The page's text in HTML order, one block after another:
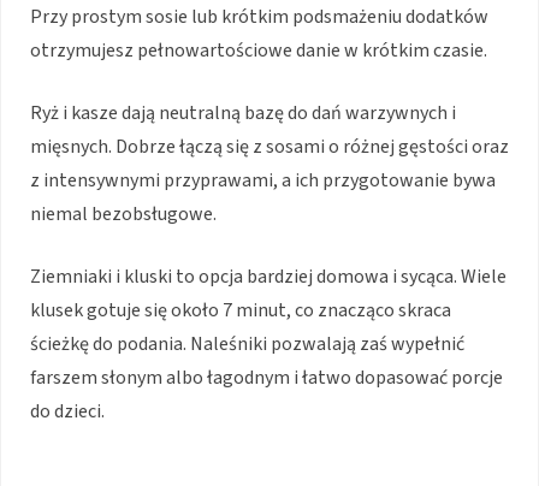
Przy prostym sosie lub krótkim podsmażeniu dodatków
otrzymujesz pełnowartościowe danie w krótkim czasie.
Ryż i kasze dają neutralną bazę do dań warzywnych i
mięsnych. Dobrze łączą się z sosami o różnej gęstości oraz
z intensywnymi przyprawami, a ich przygotowanie bywa
niemal bezobsługowe.
Ziemniaki i kluski to opcja bardziej domowa i sycąca. Wiele
klusek gotuje się około 7 minut, co znacząco skraca
ścieżkę do podania. Naleśniki pozwalają zaś wypełnić
farszem słonym albo łagodnym i łatwo dopasować porcje
do dzieci.